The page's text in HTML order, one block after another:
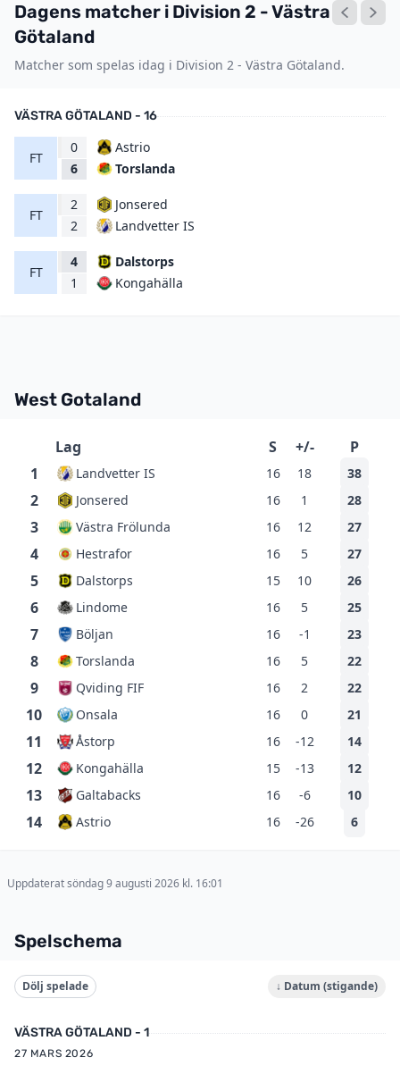
Dagens matcher i Division 2 - Västra
Götaland
Matcher som spelas idag i Division 2 - Västra Götaland.
VÄSTRA GÖTALAND - 16
FT
0
6
Astrio
Torslanda
FT
2
2
Jonsered
Landvetter IS
FT
4
1
Dalstorps
Kongahälla
West Gotaland
Lag S +/-
P
1
Landvetter IS 16 18 38
2 Jonsered 16 1 28
3 Västra Frölunda 16 12 27
4 Hestrafor 16 5 27
5 Dalstorps 15 10 26
6 Lindome 16 5 25
7 Böljan 16 -1 23
8 Torslanda 16 5 22
9 Qviding FIF 16 2 22
10 Onsala 16 0 21
11 Åstorp 16 -12 14
12 Kongahälla 15 -13 12
13 Galtabacks 16 -6 10
14 Astrio 16 -26 6
Uppdaterat söndag 9 augusti 2026 kl. 16:01
Spelschema
Dölj spelade ↓ Datum (stigande)
VÄSTRA GÖTALAND - 1
27 MARS 2026